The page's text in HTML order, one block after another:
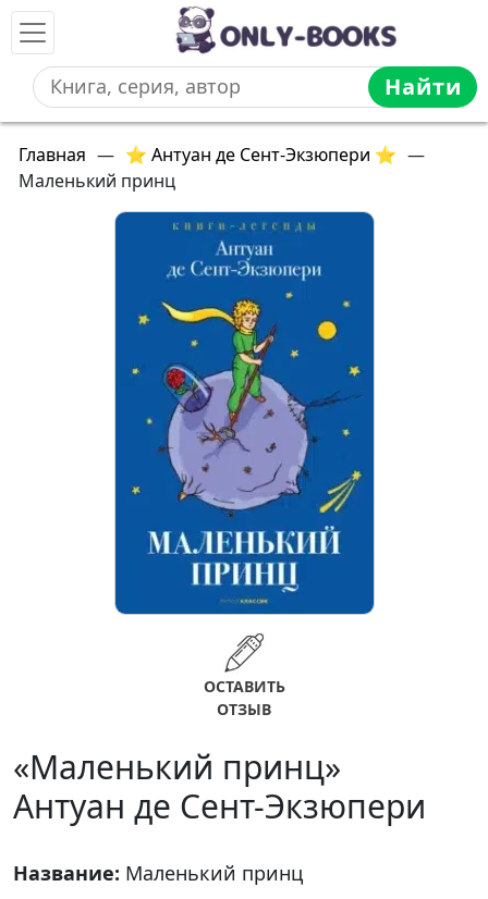
Найти
Главная — ⭐ Антуан де Сент-Экзюпери ⭐ —
Маленький принц
ОСТАВИТЬ
ОТЗЫВ
«Маленький принц»
Антуан де Сент-Экзюпери
Название: Маленький принц